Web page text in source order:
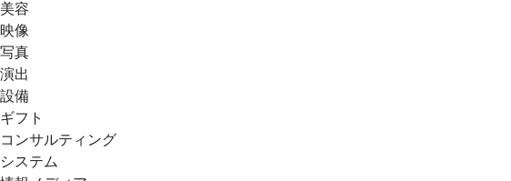
美容
映像
写真
演出
設備
ギフト
コンサルティング
システム